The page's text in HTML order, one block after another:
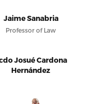
Jaime Sanabria
Professor of Law
Josué Cardona
Hernández